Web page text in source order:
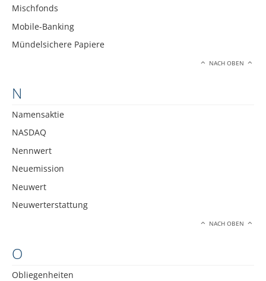
Mischfonds
Mobile-Banking
Mündelsichere Papiere
NACH OBEN
N
Namensaktie
NASDAQ
Nennwert
Neuemission
Neuwert
Neuwerterstattung
NACH OBEN
O
Obliegenheiten